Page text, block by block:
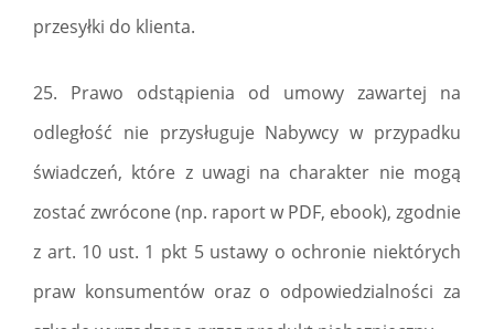
przesyłki do klienta.
25. Prawo odstąpienia od umowy zawartej na
odległość nie przysługuje Nabywcy w przypadku
świadczeń, które z uwagi na charakter nie mogą
zostać zwrócone (np. raport w PDF, ebook), zgodnie
z art. 10 ust. 1 pkt 5 ustawy o ochronie niektórych
praw konsumentów oraz o odpowiedzialności za